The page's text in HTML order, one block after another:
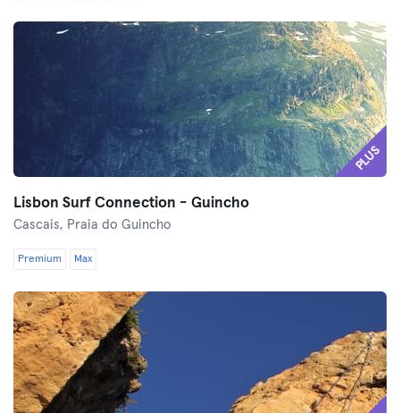
PLUS
Lisbon Surf Connection - Guincho
Cascais, Praia do Guincho
Premium Max